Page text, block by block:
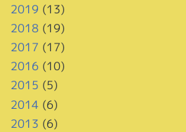
2019 (13)
2018 (19)
2017 (17)
2016 (10)
2015 (5)
2014 (6)
2013 (6)